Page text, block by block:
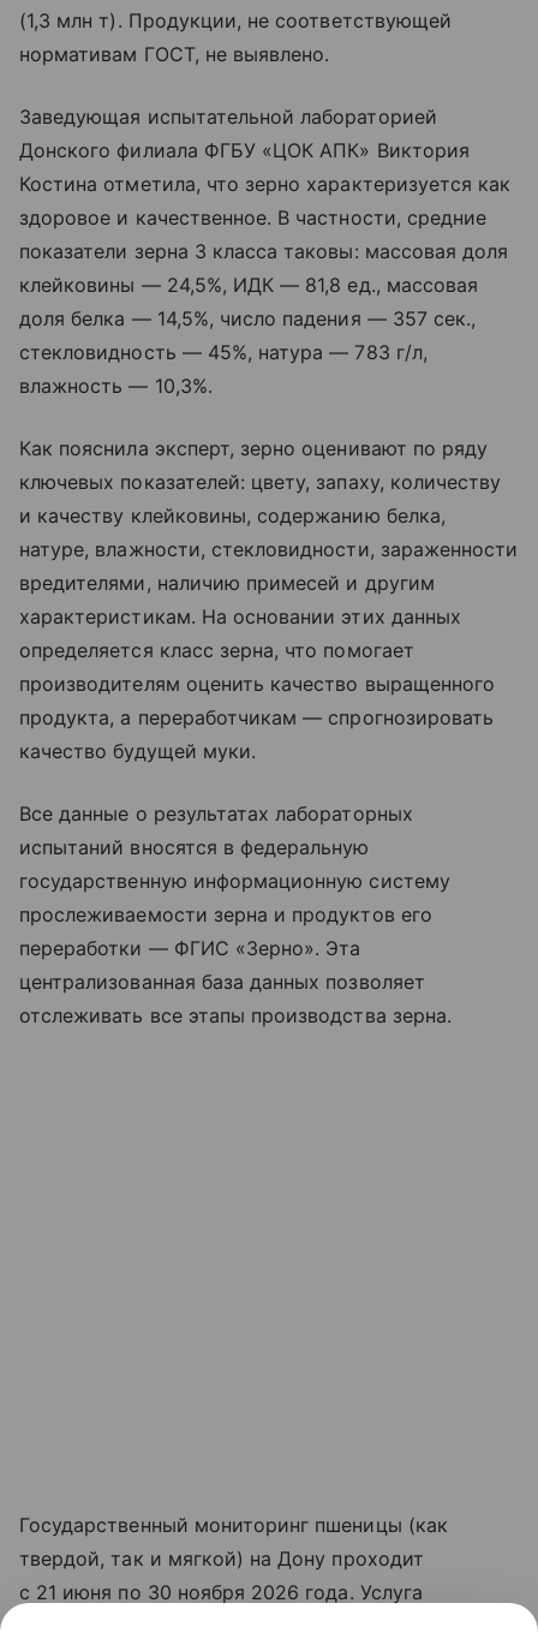
(1,3 млн т). Продукции, не соответствующей
нормативам ГОСТ, не выявлено.
Заведующая испытательной лабораторией
Донского филиала ФГБУ «ЦОК АПК» Виктория
Костина отметила, что зерно характеризуется как
здоровое и качественное. В частности, средние
показатели зерна 3 класса таковы: массовая доля
клейковины — 24,5%, ИДК — 81,8 ед., массовая
доля белка — 14,5%, число падения — 357 сек.,
стекловидность — 45%, натура — 783 г/л,
влажность — 10,3%.
Как пояснила эксперт, зерно оценивают по ряду
ключевых показателей: цвету, запаху, количеству
и качеству клейковины, содержанию белка,
натуре, влажности, стекловидности, зараженности
вредителями, наличию примесей и другим
характеристикам. На основании этих данных
определяется класс зерна, что помогает
производителям оценить качество выращенного
продукта, а переработчикам — спрогнозировать
качество будущей муки.
Все данные о результатах лабораторных
испытаний вносятся в федеральную
государственную информационную систему
прослеживаемости зерна и продуктов его
переработки — ФГИС «Зерно». Эта
централизованная база данных позволяет
отслеживать все этапы производства зерна.
Государственный мониторинг пшеницы (как
твердой, так и мягкой) на Дону проходит
с 21 июня по 30 ноября 2026 года. Услуга